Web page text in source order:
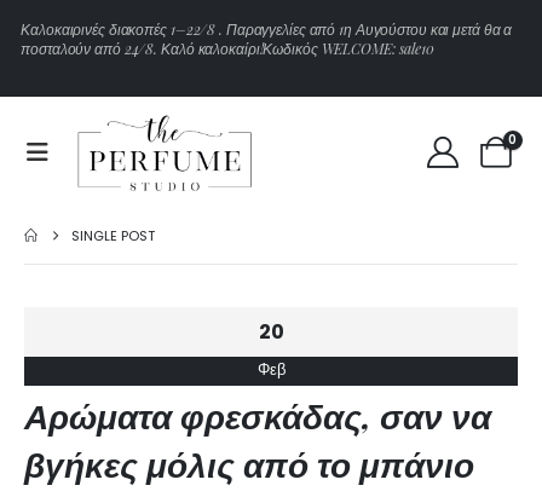
Καλοκαιρινέςδιακοπές 1–22/8. Παραγγελίες από 1η Αυγούστου και μετά θαα
ποσταλούναπό 24/8. Καλό καλοκαίρι!Κωδικός WELCOME: sale10
0
SINGLE POST
20
Φεβ
Αρώματα φρεσκάδας, σαν να
βγήκες μόλις από το μπάνιο